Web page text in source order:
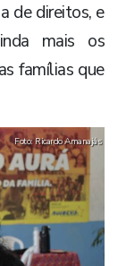
de direitos, e
mais os
famílias que
Foto: Ricardo Amanajás